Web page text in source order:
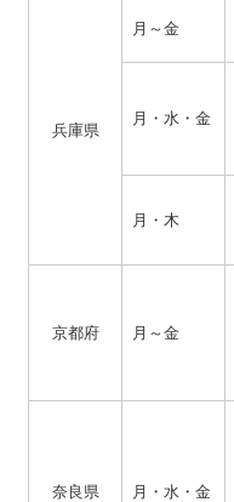
兵庫県
月～金
月・水・金
月・木
京都府 月～金
奈良県 月・水・金